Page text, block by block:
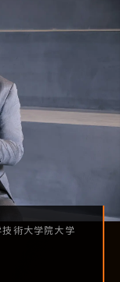
術大学院大学